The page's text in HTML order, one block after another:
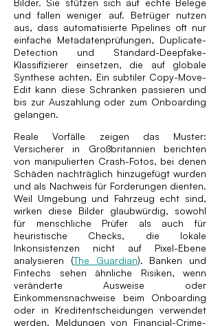
Bilder. Sie stützen sich auf echte Belege
und fallen weniger auf. Betrüger nutzen
aus, dass automatisierte Pipelines oft nur
einfache Metadatenprüfungen, Duplicate-
Detection und Standard-Deepfake-
Klassifizierer einsetzen, die auf globale
Synthese achten. Ein subtiler Copy-Move-
Edit kann diese Schranken passieren und
bis zur Auszahlung oder zum Onboarding
gelangen.
Reale Vorfälle zeigen das Muster:
Versicherer in Großbritannien berichten
von manipulierten Crash-Fotos, bei denen
Schäden nachträglich hinzugefügt wurden
und als Nachweis für Forderungen dienten.
Weil Umgebung und Fahrzeug echt sind,
wirken diese Bilder glaubwürdig, sowohl
für menschliche Prüfer als auch für
heuristische Checks, die lokale
Inkonsistenzen nicht auf Pixel-Ebene
analysieren (The Guardian). Banken und
Fintechs sehen ähnliche Risiken, wenn
veränderte Ausweise oder
Einkommensnachweise beim Onboarding
oder in Kreditentscheidungen verwendet
werden. Meldungen von Financial-Crime-